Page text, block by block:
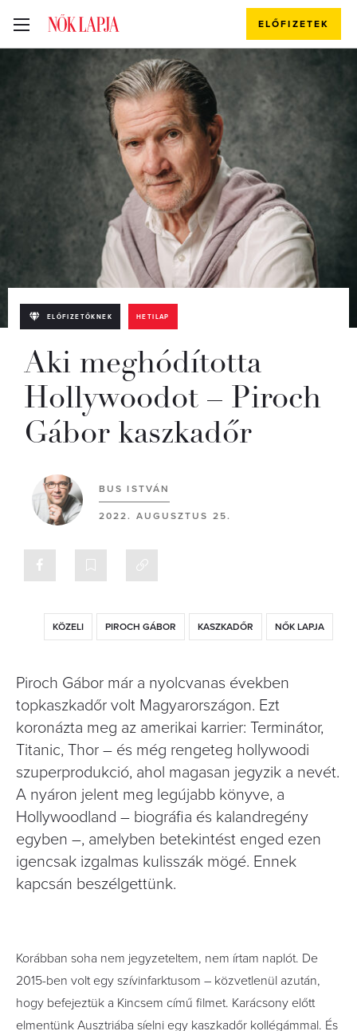
ELŐFIZETEK
ELŐFIZETŐKNEK HETILAP
Aki meghódította
Hollywoodot – Piroch
Gábor kaszkadőr
BUS ISTVÁN
2022. AUGUSZTUS 25.
KÖZELI PIROCH GÁBOR KASZKADŐR NŐK LAPJA
Piroch Gábor már a nyolcvanas években
topkaszkadőr volt Magyarországon. Ezt
koronázta meg az amerikai karrier: Terminátor,
Titanic, Thor – és még rengeteg hollywoodi
szuperprodukció, ahol magasan jegyzik a nevét.
A nyáron jelent meg legújabb könyve, a
Hollywoodland – biográfia és kalandregény
egyben –, amelyben betekintést enged ezen
igencsak izgalmas kulisszák mögé. Ennek
kapcsán beszélgettünk.
Korábban soha nem jegyzeteltem, nem írtam naplót. De
2015-ben volt egy szívinfarktusom – közvetlenül azután,
hogy befejeztük a Kincsem című filmet. Karácsony előtt
elmentünk Ausztriába síelni egy kaszkadőr kollégámmal. És